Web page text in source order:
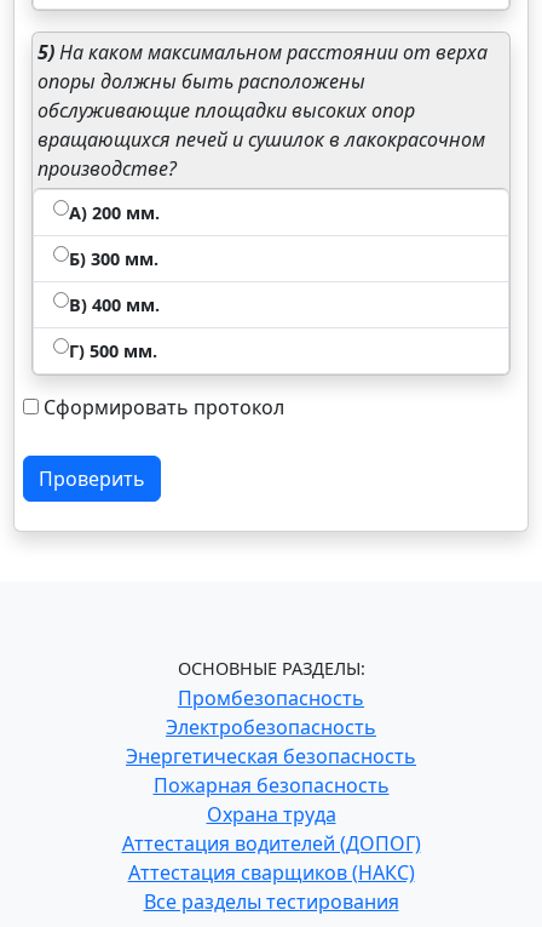
5)На каком максимальном расстоянии от верха
опоры должны быть расположены
обслуживающие площадки высоких опор
вращающихся печей и сушилок в лакокрасочном
производстве?
А) 200 мм.
Б) 300 мм.
В) 400 мм.
Г) 500 мм.
Сформировать протокол
Проверить
ОСНОВНЫЕ РАЗДЕЛЫ:
Промбезопасность
Электробезопасность
Энергетическая безопасность
Пожарная безопасность
Охрана труда
Аттестация водителей (ДОПОГ)
Аттестация сварщиков (НАКС)
Все разделы тестирования